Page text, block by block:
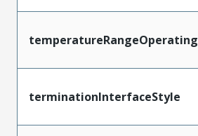
temperatureRangeOperating
terminationInterfaceStyle